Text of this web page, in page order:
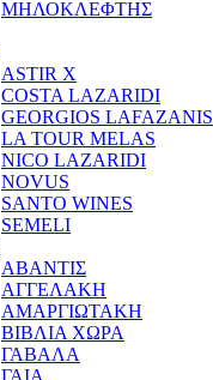
ΜΗΛΟΚΛΕΦΤΗΣ
ASTIR X
COSTA LAZARIDI
GEORGIOS LAFAZANIS
LA TOUR MELAS
NICO LAZARIDI
NOVUS
SANTO WINES
SEMELI
ΑΒΑΝΤΙΣ
ΑΓΓΕΛΑΚΗ
ΑΜΑΡΓΙΩΤΑΚΗ
ΒΙΒΛΙΑ ΧΩΡΑ
ΓΑΒΑΛΑ
ΓΑΙΑ